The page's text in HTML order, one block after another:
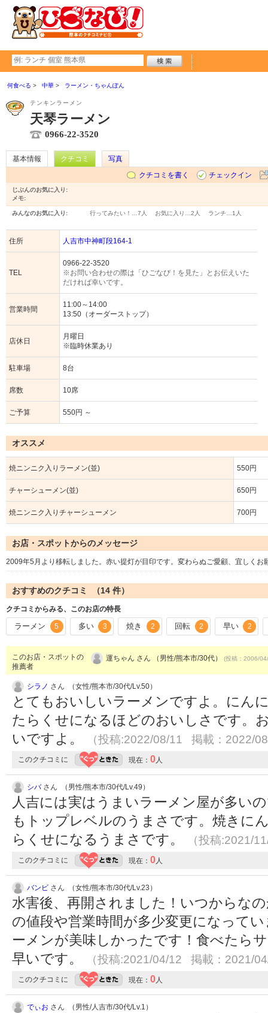
何食べる 中華 ラーメン・ちゃんぽん
テンキンラーメン
天琴ラーメン
0966-22-3520
基本情報 クチコミ
写真
クチコミを書く
チェックイン
じぶんのお気に入り:
メモ:
みんなのお気に入り: 行ってみたい！… 7人 お気に入り… 2人 ランチ… 1人
住所 人吉市中神町段164-1
TEL
0966-22-3520
※お問い合わせの際は「ひごなび！を見た」とお伝えいた
だければ幸いです。
営業時間
11:00～14:00
13:50（オーダーストップ）
店休日
月曜日
※臨時休業あり
駐車場 8台
席数 10席
ご予算 550円 ～
オススメ
焼ニンニク入りラーメン(並) 550円
チャーシューメン(並) 650円
焼ニンニク入りチャーシューメン 700円
お店・スポットからのメッセージ
2009年5月より移転しました。赤い提灯が目印です。変わらぬご愛顧、宜しくお
おすすめのクチコミ （14 件）
クチコミからみる、このお店の特長
ラーメン 5 多い 3 焼き 2 回転 2 早い 2
このお店・スポットの
推薦者
運ちゃん さん （男性/熊本市/30代） (投稿：2006/
シラノ さん （女性/熊本市/30代/Lv.50）
とてもおいしいラーメンですよ。にん
たらくせになるほどのおいしさです。
いですよ。
（投稿:2022/08/11 掲載：2022/
このクチコミに 現在： 0 人
シバさん （男性/熊本市/30代/Lv.49）
人吉には実はうまいラーメン屋が多い
もトップレベルのうまさです。焼きに
らくせになるうまさです。
（投稿:2021/
このクチコミに 現在： 0 人
バンビ さん （女性/熊本市/30代/Lv.23）
水害後、再開されました！いつからな
の値段や営業時間が多少変更になって
ーメンが美味しかったです！食べたら
早いです。
（投稿:2021/04/12 掲載：2021/
このクチコミに 現在： 0 人
でぃお さん （男性/人吉市/30代/Lv.1）